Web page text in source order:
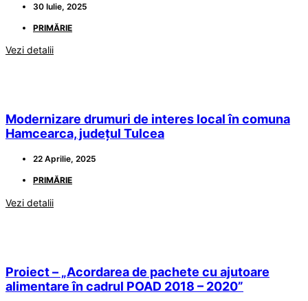
30 Iulie, 2025
PRIMĂRIE
Vezi detalii
Modernizare drumuri de interes local în comuna
Hamcearca, județul Tulcea
22 Aprilie, 2025
PRIMĂRIE
Vezi detalii
Proiect – „Acordarea de pachete cu ajutoare
alimentare în cadrul POAD 2018 – 2020”